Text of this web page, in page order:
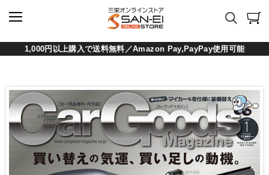
1,000円以上購入で送料無料／Amazon Pay,PayPay使用可能